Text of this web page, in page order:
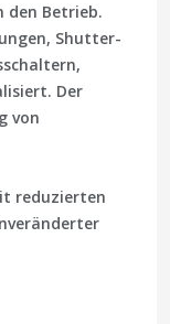
den Betrieb.
Shutter-
Der
von
reduzierten